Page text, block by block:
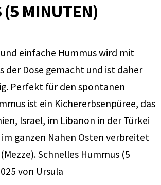
(5 MINUTEN)
und einfache Hummus wird mit
der Dose gemacht und ist daher
Perfekt für den spontanen
ist ein Kichererbsenpüree, das
Israel, im Libanon in der Türkei
ganzen Nahen Osten verbreitet
Schnelles Hummus (5
von Ursula